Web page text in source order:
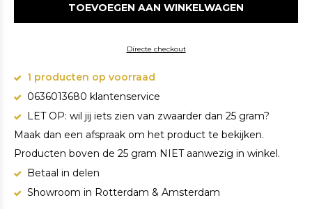
TOEVOEGEN AAN WINKELWAGEN
Directe checkout
1 producten op voorraad
0636013680 klantenservice
LET OP: wil jij iets zien van zwaarder dan 25 gram?
Maak dan een afspraak om het product te bekijken.
Producten boven de 25 gram NIET aanwezig in winkel.
Betaal in delen
Showroom in Rotterdam & Amsterdam